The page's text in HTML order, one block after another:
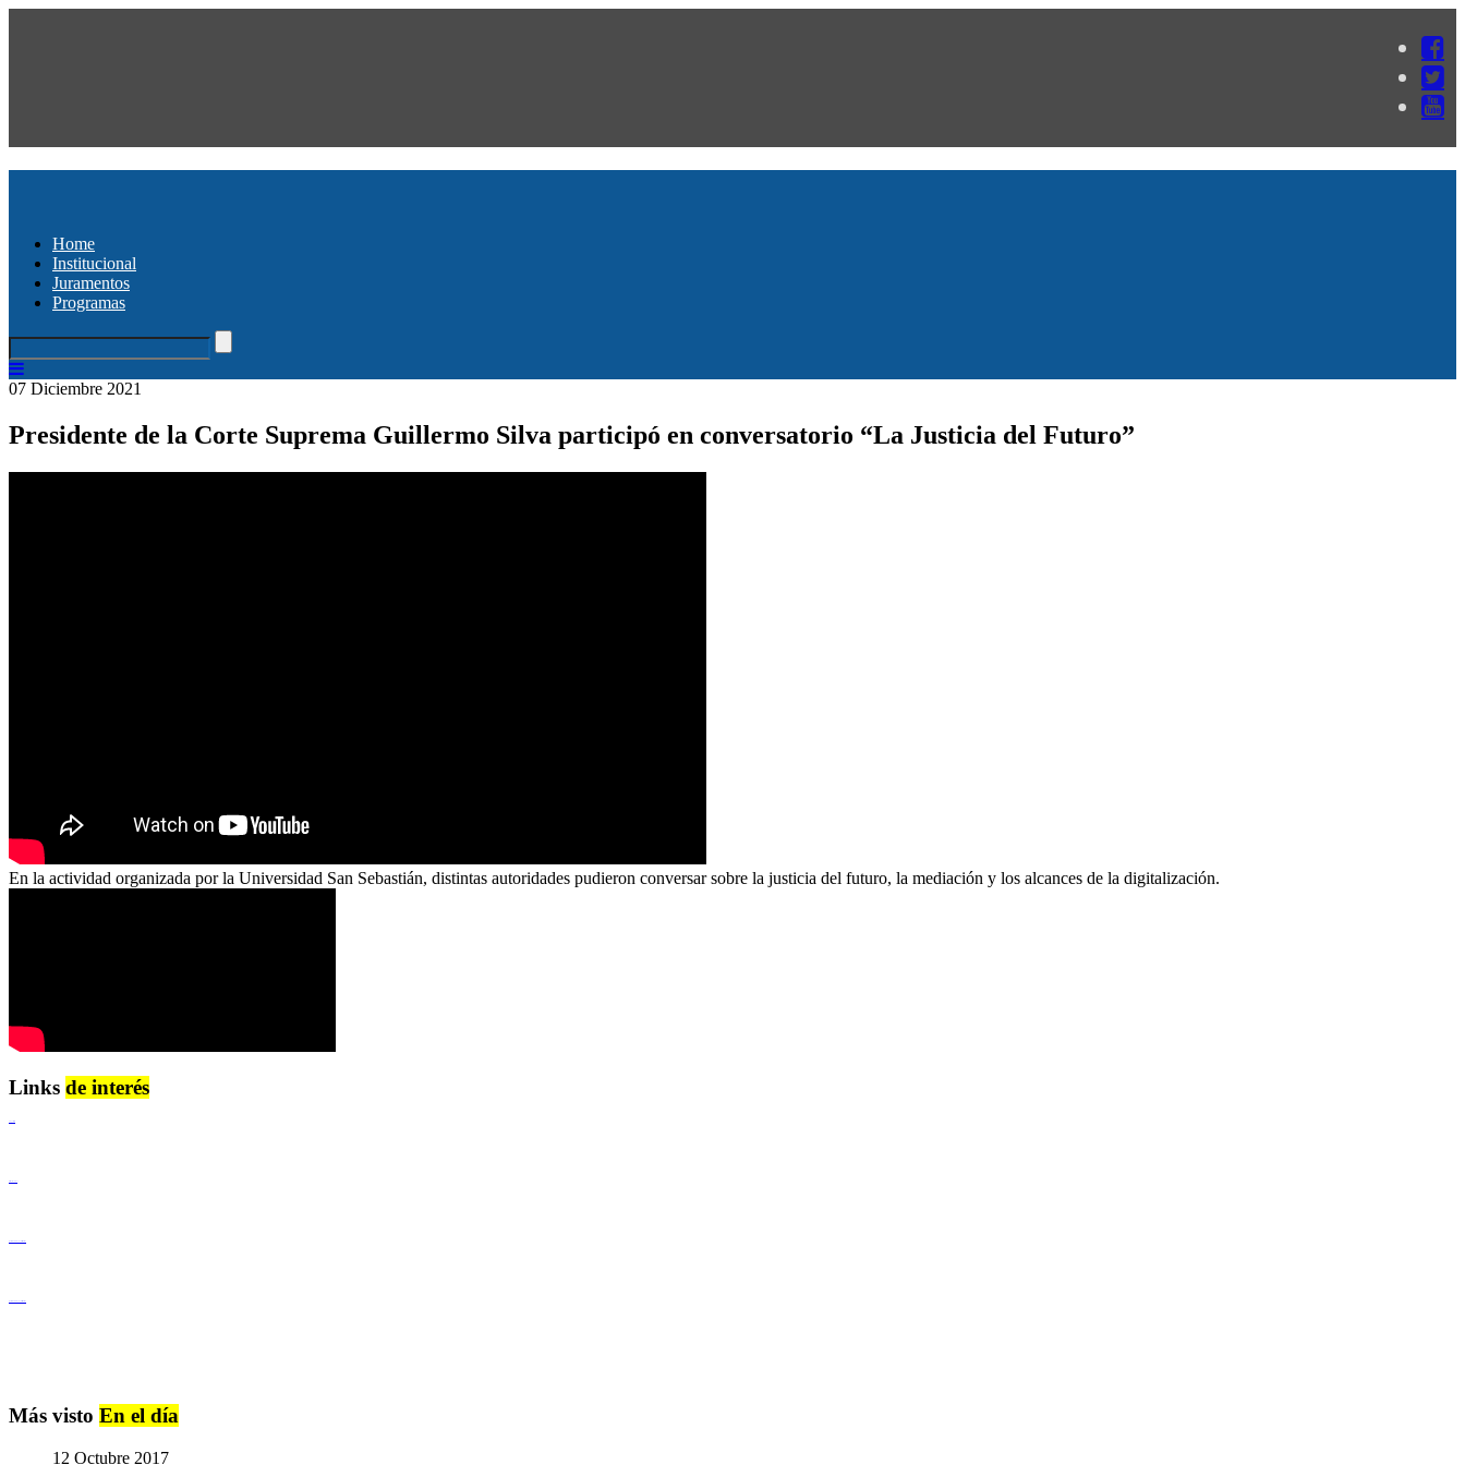
Home
Institucional
Juramentos
Programas
07 Diciembre 2021
Presidente de la Corte Suprema Guillermo Silva participó en conversatorio “La Justicia del Futuro”
En la actividad organizada por la Universidad San Sebastián, distintas autoridades pudieron conversar sobre la justicia del futuro, la mediación y los alcances de la digitalización.
Links de interés
Más visto En el día
12 Octubre 2017